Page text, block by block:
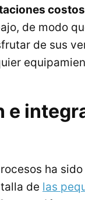
de modo
de sus
e
ha
de las